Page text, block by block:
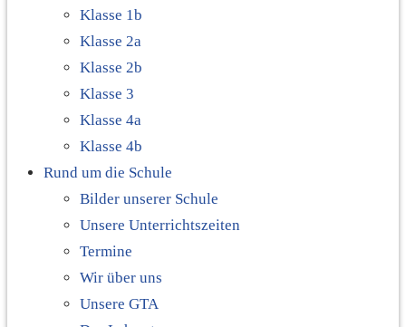
Klasse 1b
Klasse 2a
Klasse 2b
Klasse 3
Klasse 4a
Klasse 4b
Rund um die Schule
Bilder unserer Schule
Unsere Unterrichtszeiten
Termine
Wir über uns
Unsere GTA